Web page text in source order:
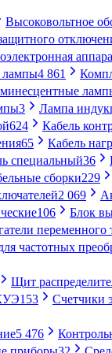
Высоковольтное
лампы4 861
3 Лампа
624 Кабель
65 Кабель
специальный36
сборки229
2 069
106 Блок
переменного
частотных
Щит
153 Счетчики
5 476